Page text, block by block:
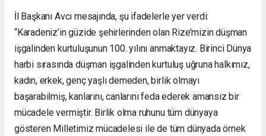
İl Başkanı Avcı mesajında, şu ifadelerle yer verdi:
“Karadeniz’in güzide şehirlerinden olan Rize’mizin düşman
işgalinden kurtuluşunun 100. yılını anmaktayız. Birinci Dünya
harbi sırasında düşman işgalinden kurtuluş uğruna halkımız,
kadın, erkek, genç yaşlı demeden, birlik olmayı
başarabilmiş, kanlarını, canlarını feda ederek amansız bir
mücadele vermiştir. Birlik olma ruhunu tüm dünyaya
gösteren Milletimiz mücadelesi ile de tüm dünyada örnek